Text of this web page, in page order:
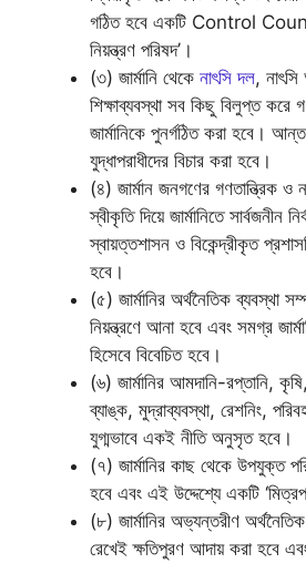
গঠিত হবে একটি Control
নিয়ন্ত্রণ পরিষদ’।
(৩) জার্মানি থেকে নাৎসি দল,
শিক্ষাব্যবস্থা সব কিছু বিলুপ্ত করে
জার্মানিকে পুনর্গঠিত করা হবে।
যুদ্ধাপরাধীদের বিচার করা হবে।
(৪) জার্মান জনগণের গণতান্ত্রিক ও
স্বীকৃতি দিয়ে জার্মানিতে সার্বজনীন
স্বায়ত্তশাসন ও বিকেন্দ্রীকৃত
হবে।
(৫) জার্মানির অর্থনৈতিক ব্যবস্থা
নিয়ন্ত্রণে আনা হবে এবং সমগ্র
হিসেবে বিবেচিত হবে।
(৬) জার্মানির আমদানি-রপ্তানি,
ব্যাঙ্ক, মুদ্রাব্যবস্থা, রেশনিং,
যুগ্মভাবে একই নীতি অনুসৃত হবে।
(৭) জার্মানির কাছ থেকে উপযুক্ত
হবে এবং এই উদ্দেশ্যে একটি
(৮) জার্মানির অভ্যন্তরীণ
রেখেই ক্ষতিপুরণ আদায় করা হবে